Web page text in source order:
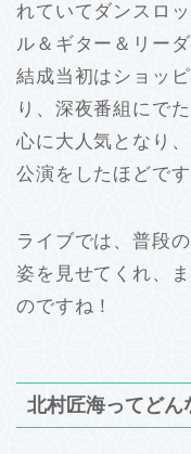
れていてダンスロ
ル＆ギター＆リー
結成当初はショッ
り、深夜番組にで
心に大人気となり
公演をしたほどで
ライブでは、普段
姿を見せてくれ、
のですね！
北村匠海ってどん